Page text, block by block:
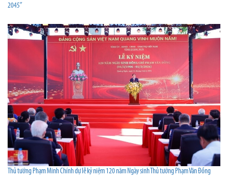
2045”
Thủ tướng Phạm Minh Chính dự lễ kỷ niệm 120 năm Ngày sinh Thủ tướng Phạm Văn Đồng